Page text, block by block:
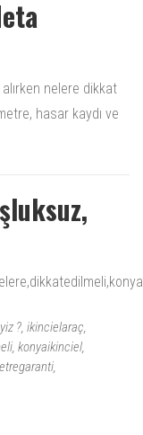
nelere dikkat
hasar kaydı ve
? ikincielaraç
konyaikinciel